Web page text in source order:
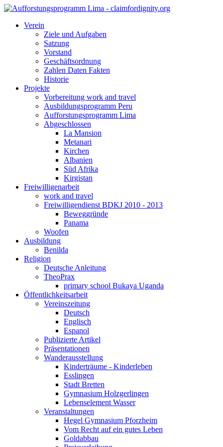
Verein
Ziele und Aufgaben
Satzung
Vorstand
Geschäftsordnung
Zahlen Daten Fakten
Historie
Projekte
Vorbereitung work and travel
Ausbildungsprogramm Peru
Aufforstungsprogramm Lima
Abgeschlossen
La Mansion
Metanari
Kirchen
Albanien
Süd Afrika
Kirgistan
Freiwilligenarbeit
work and travel
Freiwilligendienst BDKJ 2010 - 2013
Beweggründe
Panama
Woofen
Ausbildung
Benilda
Religion
Deutsche Anleitung
TheoPrax
primary school Bukaya Uganda
Öffentlichkeitsarbeit
Vereinszeitung
Deutsch
Englisch
Espanol
Publizierte Artikel
Präsentationen
Wanderausstellung
Kinderträume - Kinderleben
Esslingen
Stadt Bretten
Gymnasium Holzgerlingen
Lebenselement Wasser
Veranstaltungen
Hegel Gymnasium Pforzheim
Vom Recht auf ein gutes Leben
Goldabbau